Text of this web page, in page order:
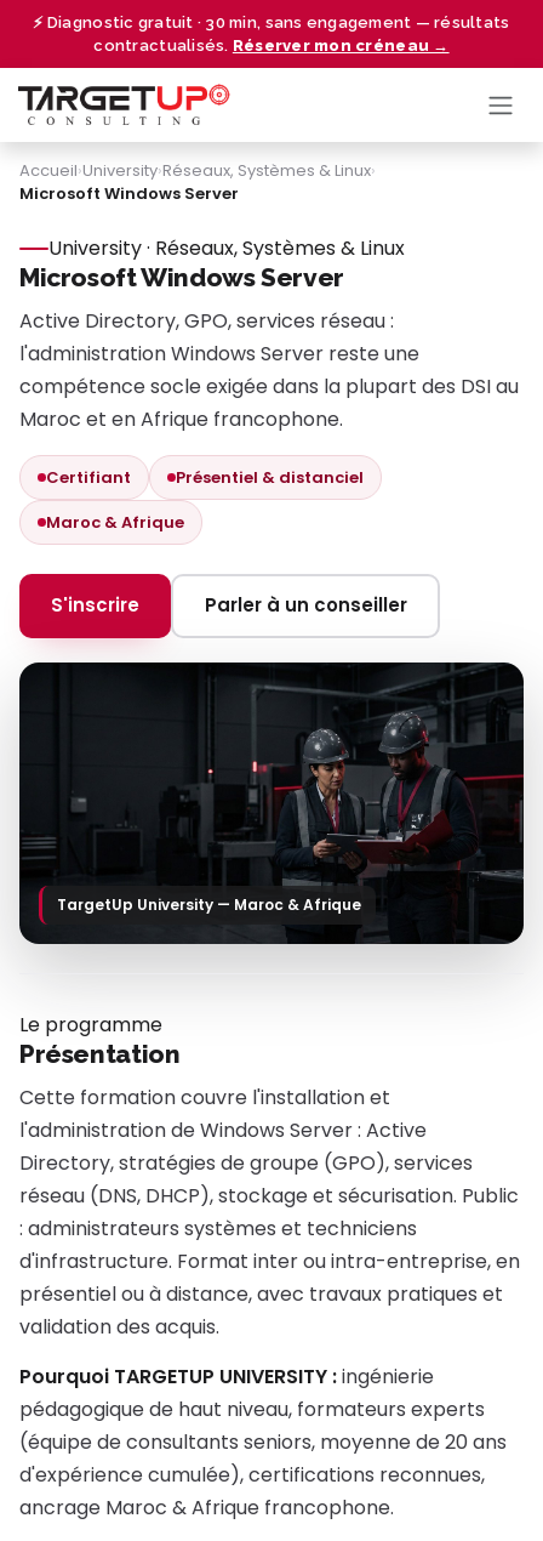
⚡ Diagnostic gratuit · 30 min, sans engagement — résultats
contractualisés. Réserver mon créneau →
Se rendre au contenu
Accueil›University›Réseaux, Systèmes & Linux›
Microsoft Windows Server
University · Réseaux, Systèmes & Linux
Microsoft Windows Server
Active Directory, GPO, services réseau :
l'administration Windows Server reste une
compétence socle exigée dans la plupart des DSI au
Maroc et en Afrique francophone.
Certifiant
Présentiel & distanciel
Maroc & Afrique
S'inscrire Parler à un conseiller
TargetUp University — Maroc & Afrique
Le programme
Présentation
Cette formation couvre l'installation et
l'administration de Windows Server : Active
Directory, stratégies de groupe (GPO), services
réseau (DNS, DHCP), stockage et sécurisation. Public
: administrateurs systèmes et techniciens
d'infrastructure. Format inter ou intra-entreprise, en
présentiel ou à distance, avec travaux pratiques et
validation des acquis.
Pourquoi TARGETUP UNIVERSITY :ingénierie
pédagogique de haut niveau, formateurs experts
(équipe de consultants seniors, moyenne de 20 ans
d'expérience cumulée), certifications reconnues,
ancrage Maroc & Afrique francophone.